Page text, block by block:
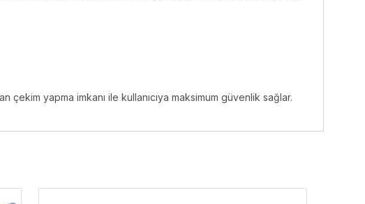
yapma imkanı ile kullanıcıya maksimum güvenlik sağlar.